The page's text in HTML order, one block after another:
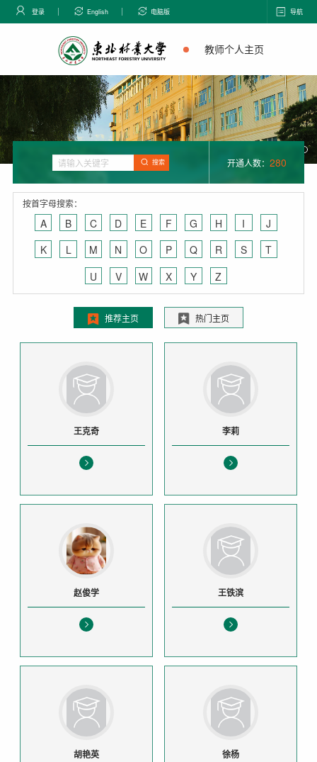
登录 English 电脑版 导航
教师个人主页
搜索 开通人数： 280
按首字母搜索：
A B C D E F G H I
J
K
L M N O P Q R S
T
U
V W X Y Z
推荐主页 热门主页
王克奇 李莉
赵俊学 王铁滨
胡艳英 徐杨